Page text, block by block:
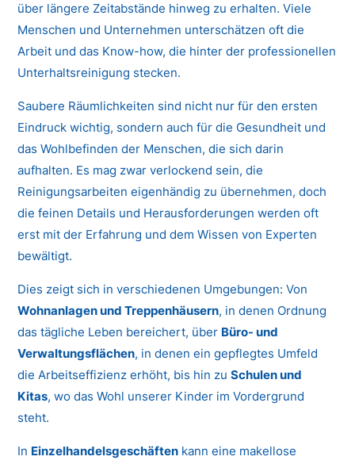
über längere Zeitabstände hinweg zu erhalten. Viele
Menschen und Unternehmen unterschätzen oft die
Arbeit und das Know-how, die hinter der professionellen
Unterhaltsreinigung stecken.
Saubere Räumlichkeiten sind nicht nur für den ersten
Eindruck wichtig, sondern auch für die Gesundheit und
das Wohlbefinden der Menschen, die sich darin
aufhalten. Es mag zwar verlockend sein, die
Reinigungsarbeiten eigenhändig zu übernehmen, doch
die feinen Details und Herausforderungen werden oft
erst mit der Erfahrung und dem Wissen von Experten
bewältigt.
Dies zeigt sich in verschiedenen Umgebungen: Von
Wohnanlagen und Treppenhäusern, in denen Ordnung
das tägliche Leben bereichert, über Büro- und
Verwaltungsflächen, in denen ein gepflegtes Umfeld
die Arbeitseffizienz erhöht, bis hin zuSchulen und
Kitas, wo das Wohl unserer Kinder im Vordergrund
steht.
In Einzelhandelsgeschäften kann eine makellose